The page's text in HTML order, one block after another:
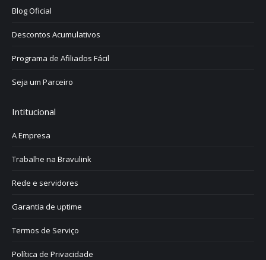
Blog Oficial
Descontos Acumulativos
Programa de Afiliados Fácil
Seja um Parceiro
Intitucional
A Empresa
Trabalhe na Bravulink
Rede e servidores
Garantia de uptime
Termos de Serviço
Política de Privacidade